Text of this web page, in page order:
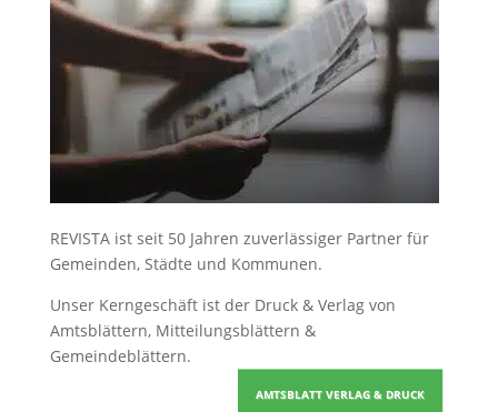
REVISTA ist seit 50 Jahren zuverlässiger Partner für
Gemeinden, Städte und Kommunen.
Unser Kerngeschäft ist der Druck & Verlag von
Amtsblättern, Mitteilungsblättern &
Gemeindeblättern.
AMTSBLATT VERLAG & DRUCK